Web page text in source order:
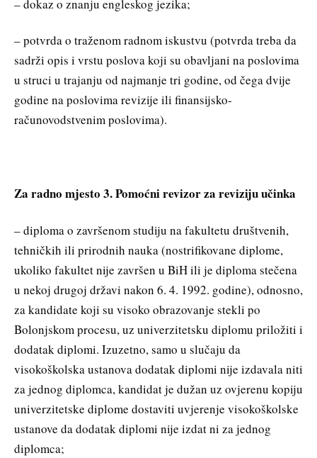
– dokaz o znanju engleskog jezika;
– potvrda o traženom radnom iskustvu (potvrda treba da
sadrži opis i vrstu poslova koji su obavljani na poslovima
u struci u trajanju od najmanje tri godine, od čega dvije
godine na poslovima revizije ili finansijsko-
računovodstvenim poslovima).
Za radno mjesto 3. Pomoćni revizor za reviziju učinka
– diploma o završenom studiju na fakultetu društvenih,
tehničkih ili prirodnih nauka (nostrifikovane diplome,
ukoliko fakultet nije završen u BiH ili je diploma stečena
u nekoj drugoj državi nakon 6. 4. 1992. godine), odnosno,
za kandidate koji su visoko obrazovanje stekli po
Bolonjskom procesu, uz univerzitetsku diplomu priložiti i
dodatak diplomi. Izuzetno, samo u slučaju da
visokoškolska ustanova dodatak diplomi nije izdavala niti
za jednog diplomca, kandidat je dužan uz ovjerenu kopiju
univerzitetske diplome dostaviti uvjerenje visokoškolske
ustanove da dodatak diplomi nije izdat ni za jednog
diplomca;